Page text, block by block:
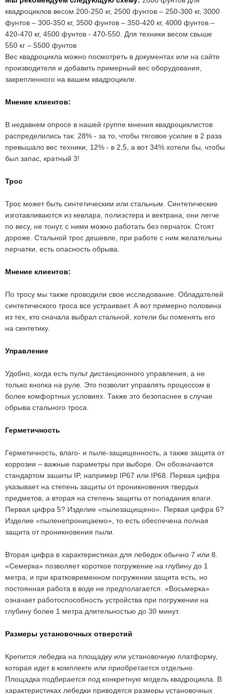
квадроциклов весом 200-250 кг, 2500 фунтов – 250-300 кг, 3000
фунтов – 300-350 кг, 3500 фунтов – 350-420 кг, 4000 фунтов –
420-470 кг, 4500 фунтов - 470-550. Для техники весом свыше
550 кг – 5500 фунтов
Вес квадроцикла можно посмотреть в документах или на сайте
производителя и добавить примерный вес оборудования,
закрепленного на вашем квадроцикле.
Мнение клиентов:
В недавнем опросе в нашей группе мнения квадроциклистов
распределились так: 28% - за то, чтобы тяговое усилие в 2 раза
превышало вес техники, 12% - в 2,5, а вот 34% хотели бы, чтобы
был запас, кратный 3!
Трос
Трос может быть синтетическим или стальным. Синтетические
изготавливаются из кевлара, полиэстера и вектрана, они легче
по весу, не тонут, с ними можно работать без перчаток. Стоят
дороже. Стальной трос дешевле, при работе с ним желательны
перчатки, есть опасность обрыва.
Мнение клиентов:
По тросу мы также проводили свое исследование. Обладателей
синтетического троса все устраивает. А вот примерно половина
из тех, кто сначала выбрал стальной, хотели бы поменять его
на синтетику.
Управление
Удобно, когда есть пульт дистанционного управления, а не
только кнопка на руле. Это позволит управлять процессом в
более комфортных условиях. Также это безопаснее в случае
обрыва стального троса.
Герметичность
Герметичность, влаго- и пыле-защищенность, а также защита от
коррозии – важные параметры при выборе. Он обозначается
стандартом зашиты IP, например IP67 или IP68. Первая цифра
указывает на степень защиты от проникновения твердых
предметов, а вторая на степень защиты от попадания влаги.
Первая цифра 5? Изделие «пылезащищено». Первая цифра 6?
Изделие «пыленепроницаемо», то есть обеспечена полная
защита от проникновения пыли.
Вторая цифра в характеристиках для лебедок обычно 7 или 8.
«Семерка» позволяет короткое погружение на глубину до 1
метра, и при кратковременном погружении защита есть, но
постоянная работа в воде не предполагается. «Восьмерка»
означает работоспособность устройства при погружении на
глубину более 1 метра длительностью до 30 минут.
Размеры установочных отверстий
Крепится лебедка на площадку или установочную платформу,
которая идет в комплекте или приобретается отдельно.
Площадка подбирается под конкретную модель квадроцикла. В
характеристиках лебедки приводятся размеры установочных